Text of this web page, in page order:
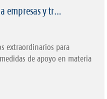
empresas y tr…
extraordinarios para
de apoyo en materia